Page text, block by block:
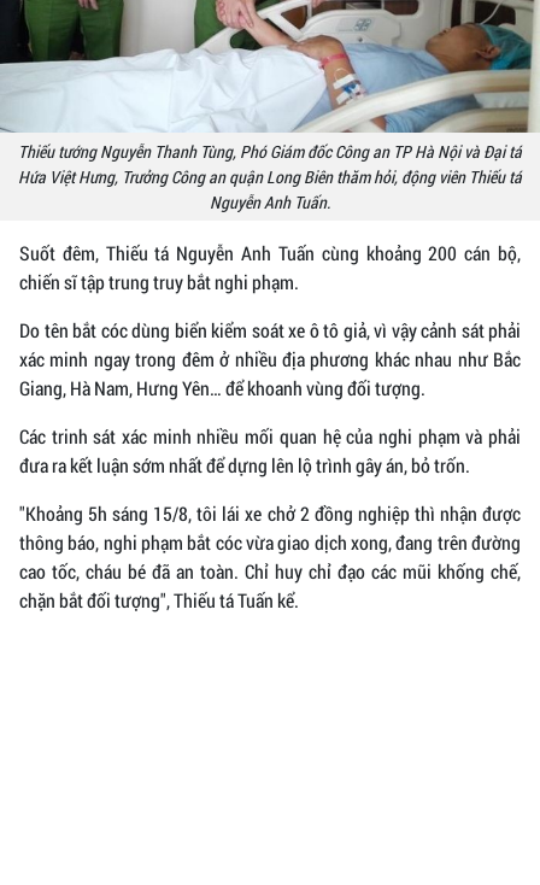
Thiếu tướng Nguyễn Thanh Tùng, Phó Giám đốc Công an TP Hà Nội và Đại tá
Hứa Việt Hưng, Trưởng Công an quận Long Biên thăm hỏi, động viên Thiếu tá
Nguyễn Anh Tuấn.
Suốt đêm, Thiếu tá Nguyễn Anh Tuấn cùng khoảng 200 cán bộ,
chiến sĩ tập trung truy bắt nghi phạm.
Do tên bắt cóc dùng biển kiểm soát xe ô tô giả, vì vậy cảnh sát phải
xác minh ngay trong đêm ở nhiều địa phương khác nhau như Bắc
Giang, Hà Nam, Hưng Yên… để khoanh vùng đối tượng.
Các trinh sát xác minh nhiều mối quan hệ của nghi phạm và phải
đưa ra kết luận sớm nhất để dựng lên lộ trình gây án, bỏ trốn.
"Khoảng 5h sáng 15/8, tôi lái xe chở 2 đồng nghiệp thì nhận được
thông báo, nghi phạm bắt cóc vừa giao dịch xong, đang trên đường
cao tốc, cháu bé đã an toàn. Chỉ huy chỉ đạo các mũi khống chế,
chặn bắt đối tượng", Thiếu tá Tuấn kể.